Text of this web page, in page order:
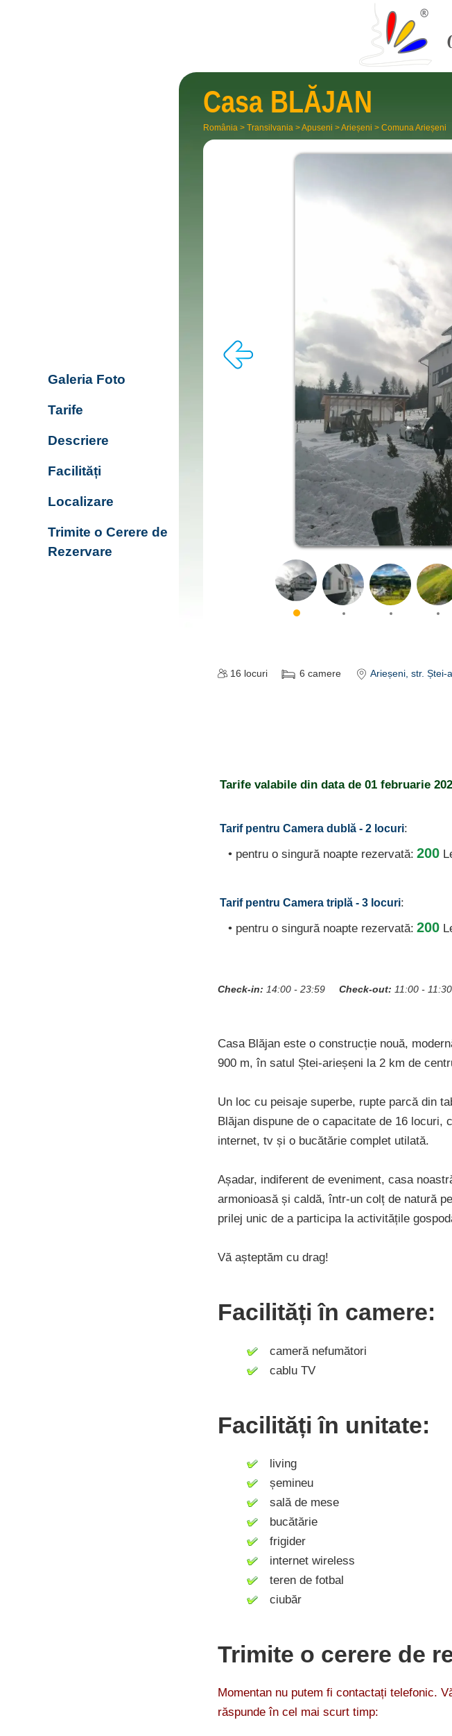
Casa BLĂJAN
România > Transilvania >Apuseni >Arieșeni > Comuna Arieșeni
16 locuri 6 camere Arieșeni, str. Ștei-
Tarife valabile din data de 01 februarie
Tarif pentru Camera dublă - 2 locuri:
• pentru o singură noapte rezervată: 200
Tarif pentru Camera triplă - 3 locuri:
• pentru o singură noapte rezervată: 200
Check-in: 14:00 - 23:59 Check-out: 11:00 - 11:30
Casa Blăjan este o construcție nouă,
900 m, în satul Ștei-arieșeni la 2 km de
Un loc cu peisaje superbe, rupte parcă din
Blăjan dispune de o capacitate de 16
internet, tv și o bucătărie complet utilată.
Așadar, indiferent de eveniment, casa
armonioasă și caldă, într-un colț de natură
prilej unic de a participa la activitățile
Vă așteptăm cu drag!
Facilități în camere:
cameră nefumători
cablu TV
Facilități în unitate:
living
șemineu
sală de mese
bucătărie
frigider
internet wireless
teren de fotbal
ciubăr
Trimite o cerere de
Momentan nu putem fi contactați telefonic.
răspunde în cel mai scurt timp:
Galeria Foto
Tarife
Descriere
Facilități
Localizare
Trimite o Cerere de
Rezervare